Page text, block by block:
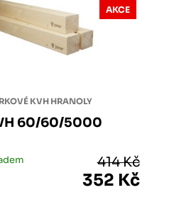
KVH HRANOLY
60/60/5000
AKCE
414 Kč
352 Kč